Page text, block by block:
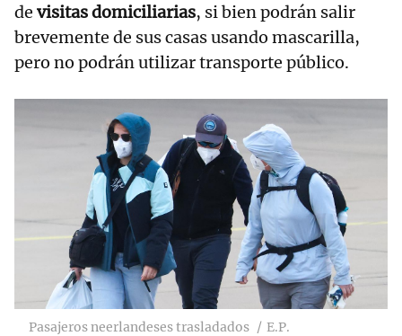
de visitas domiciliarias, si bien podrán salir
brevemente de sus casas usando mascarilla,
pero no podrán utilizar transporte público.
Pasajeros neerlandeses trasladados E.P.